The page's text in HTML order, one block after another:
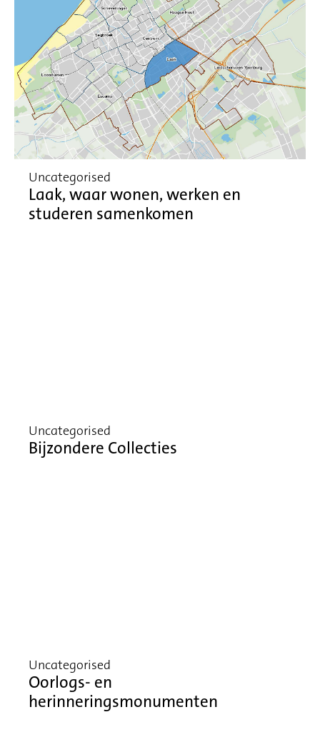
Uncategorised
Laak, waar wonen, werken en
studeren samenkomen
Uncategorised
Bijzondere Collecties
Uncategorised
Oorlogs- en
herinneringsmonumenten